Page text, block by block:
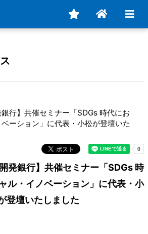
銀行】共催セミナー「SDGs 時代にお
ーション」に代表・小松が登壇いた
発銀行】共催セミナー「SDGs 時
ル・イノベーション」に代表・小
登壇いたしました